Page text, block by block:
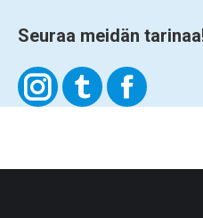
Seuraa meidän
Ladybears
Instagram
TikTok